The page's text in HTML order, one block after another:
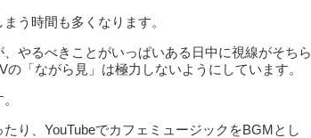
う時間も多くなります。
やるべきことがいっぱいある日中に視線がそちら
「ながら見」は極力しないようにしています。
り、YouTubeでカフェミュージックをBGMとし